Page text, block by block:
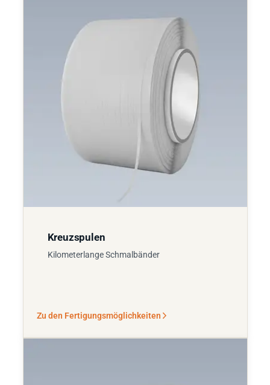
Kreuzspulen
Kilometerlange Schmalbänder
Zu den Fertigungsmöglichkeiten